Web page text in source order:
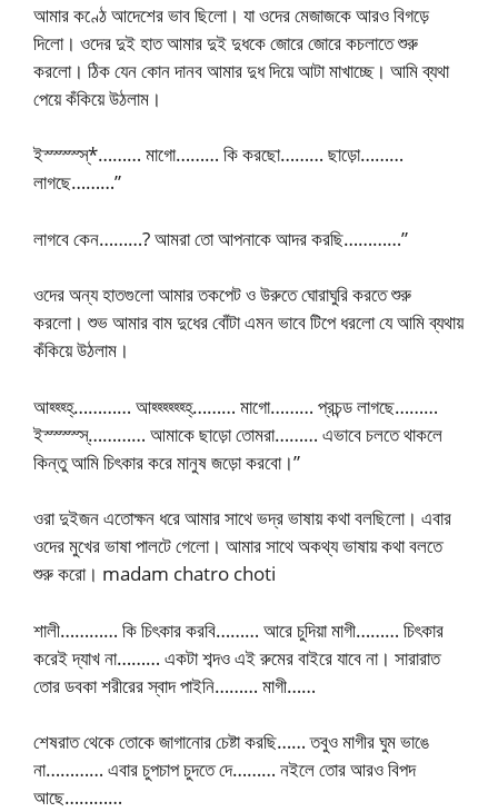
আমার কণ্ঠে আদেশের ভাব ছিলো। যা ওদের মেজাজকে আরও বিগড়ে
দিলো। ওদের দুই হাত আমার দুই দুধকে জোরে জোরে কচলাতে শুরু
করলো। ঠিক যেন কোন দানব আমার দুধ দিয়ে আটা মাখাচ্ছে। আমি ব্যথা
পেয়ে কঁকিয়ে উঠলাম।
ইস্স্স্স্স্*……… মাগো……… কি করছো……… ছাড়ো………
লাগছে………”
লাগবে কেন………? আমরা তো আপনাকে আদর করছি…………”
ওদের অন্য হাতগুলো আমার তকপেট ও উরুতে ঘোরাঘুরি করতে শুরু
করলো। শুভ আমার বাম দুধের বোঁটা এমন ভাবে টিপে ধরলো যে আমি ব্যথায়
কঁকিয়ে উঠলাম।
আহ্হ্হ্হ্………… আহ্হ্হ্হ্হ্হ্হ্……… মাগো……… প্রচন্ড লাগছে………
ইস্স্স্স্স্………… আমাকে ছাড়ো তোমরা……… এভাবে চলতে থাকলে
কিন্তু আমি চিৎকার করে মানুষ জড়ো করবো।”
ওরা দুইজন এতোক্ষন ধরে আমার সাথে ভদ্র ভাষায় কথা বলছিলো। এবার
ওদের মুখের ভাষা পালটে গেলো। আমার সাথে অকথ্য ভাষায় কথা বলতে
শুরু করো। madam chatro choti
শালী………… কি চিৎকার করবি……… আরে চুদিয়া মাগী……… চিৎকার
করেই দ্যাখ না……… একটা শব্দও এই রুমের বাইরে যাবে না। সারারাত
তোর ডবকা শরীরের স্বাদ পাইনি……… মাগী……
শেষরাত থেকে তোকে জাগানোর চেষ্টা করছি…… তবুও মাগীর ঘুম ভাঙে
না………… এবার চুপচাপ চুদতে দে……… নইলে তোর আরও বিপদ
আছে…………